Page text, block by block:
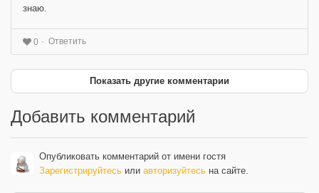
знаю.
0 Ответить
Показать другие комментарии
Добавить комментарий
Опубликовать комментарий от имени гостя
Зарегистрируйтесь или авторизуйтесь на сайте.